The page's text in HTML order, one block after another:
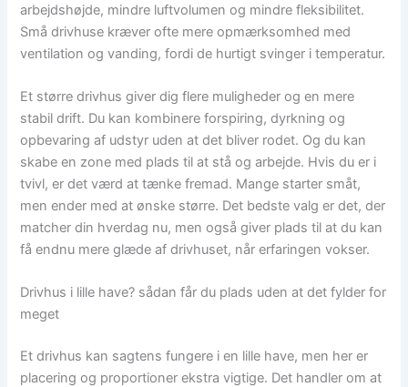
arbejdshøjde, mindre luftvolumen og mindre fleksibilitet.
Små drivhuse kræver ofte mere opmærksomhed med
ventilation og vanding, fordi de hurtigt svinger i temperatur.
Et større drivhus giver dig flere muligheder og en mere
stabil drift. Du kan kombinere forspiring, dyrkning og
opbevaring af udstyr uden at det bliver rodet. Og du kan
skabe en zone med plads til at stå og arbejde. Hvis du er i
tvivl, er det værd at tænke fremad. Mange starter småt,
men ender med at ønske større. Det bedste valg er det, der
matcher din hverdag nu, men også giver plads til at du kan
få endnu mere glæde af drivhuset, når erfaringen vokser.
Drivhus i lille have? sådan får du plads uden at det fylder for
meget
Et drivhus kan sagtens fungere i en lille have, men her er
placering og proportioner ekstra vigtige. Det handler om at